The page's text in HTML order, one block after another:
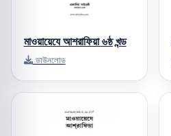
মাওয়ায়েযে আশরাফিয়া ৬ষ্ঠ খন্ড
ডাউনলোড